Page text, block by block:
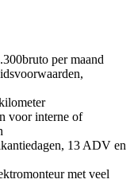
per maand
voor interne of
13 ADV en
met veel